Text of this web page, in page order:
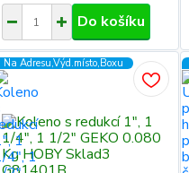
Do košíku
Na Adresu,Výd.místo,Boxu